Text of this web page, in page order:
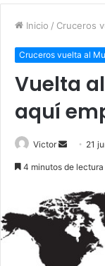
Inicio / Cruceros
Cruceros vuelta al
Vuelta
aquí
Victor
Send 21
4 minutos de lectura